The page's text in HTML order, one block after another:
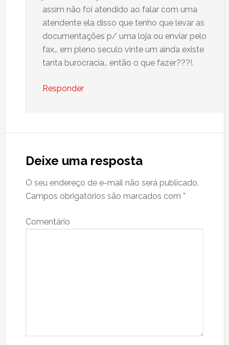
assim não foi atendido ao falar com uma
atendente ela disso que tenho que levar as
documentações p/ uma loja ou enviar pelo
fax… em pleno seculo vinte um ainda existe
tanta burocracia.. então o que fazer???!.
Responder
Deixe uma resposta
O seu endereço de e-mail não será publicado.
Campos obrigatórios são marcados com *
Comentário